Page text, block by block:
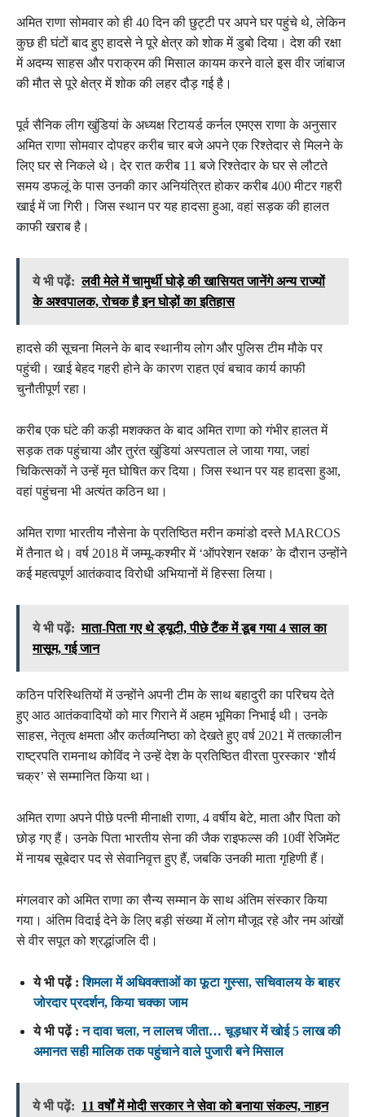
अमित राणा सोमवार को ही 40 दिन की छुट्टी पर अपने घर पहुंचे थे, लेकिन
कुछ ही घंटों बाद हुए हादसे ने पूरे क्षेत्र को शोक में डुबो दिया। देश की रक्षा
में अदम्य साहस और पराक्रम की मिसाल कायम करने वाले इस वीर जांबाज
की मौत से पूरे क्षेत्र में शोक की लहर दौड़ गई है।
पूर्व सैनिक लीग खुंडियां के अध्यक्ष रिटायर्ड कर्नल एमएस राणा के अनुसार
अमित राणा सोमवार दोपहर करीब चार बजे अपने एक रिश्तेदार से मिलने के
लिए घर से निकले थे। देर रात करीब 11 बजे रिश्तेदार के घर से लौटते
समय डफलूं के पास उनकी कार अनियंत्रित होकर करीब 400 मीटर गहरी
खाई में जा गिरी। जिस स्थान पर यह हादसा हुआ, वहां सड़क की हालत
काफी खराब है।
ये भी पढ़ें: लवी मेले में चामुर्थी घोड़े की खासियत जानेंगे अन्य राज्यों
के अश्वपालक, रोचक है इन घोड़ों का इतिहास
हादसे की सूचना मिलने के बाद स्थानीय लोग और पुलिस टीम मौके पर
पहुंची। खाई बेहद गहरी होने के कारण राहत एवं बचाव कार्य काफी
चुनौतीपूर्ण रहा।
करीब एक घंटे की कड़ी मशक्कत के बाद अमित राणा को गंभीर हालत में
सड़क तक पहुंचाया और तुरंत खुंडियां अस्पताल ले जाया गया, जहां
चिकित्सकों ने उन्हें मृत घोषित कर दिया। जिस स्थान पर यह हादसा हुआ,
वहां पहुंचना भी अत्यंत कठिन था।
अमित राणा भारतीय नौसेना के प्रतिष्ठित मरीन कमांडो दस्ते MARCOS
में तैनात थे। वर्ष 2018 में जम्मू-कश्मीर में ‘ऑपरेशन रक्षक’ के दौरान उन्होंने
कई महत्वपूर्ण आतंकवाद विरोधी अभियानों में हिस्सा लिया।
ये भी पढ़ें: माता-पिता गए थे ड्यूटी, पीछे टैंक में डूब गया 4 साल का
मासूम, गई जान
कठिन परिस्थितियों में उन्होंने अपनी टीम के साथ बहादुरी का परिचय देते
हुए आठ आतंकवादियों को मार गिराने में अहम भूमिका निभाई थी। उनके
साहस, नेतृत्व क्षमता और कर्तव्यनिष्ठा को देखते हुए वर्ष 2021 में तत्कालीन
राष्ट्रपति रामनाथ कोविंद ने उन्हें देश के प्रतिष्ठित वीरता पुरस्कार ‘शौर्य
चक्र’ से सम्मानित किया था।
अमित राणा अपने पीछे पत्नी मीनाक्षी राणा, 4 वर्षीय बेटे, माता और पिता को
छोड़ गए हैं। उनके पिता भारतीय सेना की जैक राइफल्स की 10वीं रेजिमेंट
में नायब सूबेदार पद से सेवानिवृत्त हुए हैं, जबकि उनकी माता गृहिणी हैं।
मंगलवार को अमित राणा का सैन्य सम्मान के साथ अंतिम संस्कार किया
गया। अंतिम विदाई देने के लिए बड़ी संख्या में लोग मौजूद रहे और नम आंखों
से वीर सपूत को श्रद्धांजलि दी।
ये भी पढ़ें :शिमला में अधिवक्ताओं का फूटा गुस्सा, सचिवालय के बाहर
जोरदार प्रदर्शन, किया चक्का जाम
ये भी पढ़ें :न दावा चला, न लालच जीता… चूड़धार में खोई 5 लाख की
अमानत सही मालिक तक पहुंचाने वाले पुजारी बने मिसाल
ये भी पढ़ें: 11 वर्षों में मोदी सरकार ने सेवा को बनाया संकल्प, नाहन